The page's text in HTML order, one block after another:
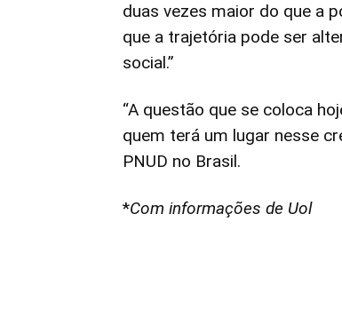
duas vezes maior do que a
que a trajetória pode ser
social.”
“A questão que se coloca
quem terá um lugar nesse
PNUD no Brasil.
*Com informações de Uol